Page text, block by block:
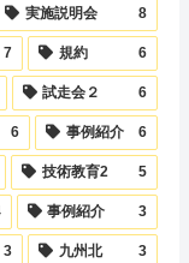
実施説明会 8
7 規約 6
試走会２ 6
6 事例紹介 6
技術教育2 5
事例紹介 3
3 九州北 3